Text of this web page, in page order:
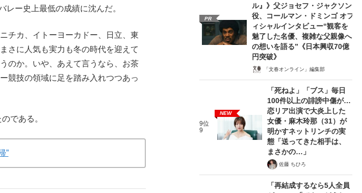
ー史上最低の成績に沈んだ。
チカ、イトーヨーカドー、日立、東
さに人気も実力も冬の時代を迎えて
のか。いや、あえて言うなら、お茶
競技の領域に足を踏み入れつつあっ
である。
”
PR
ル』》父ジョセフ・ジャクソン
役、コールマン・ドミンゴ オフ
ィシャルインタビュー“観客を
魅了した名優、複雑な父親像へ
の想いを語る”《日本興収70億
円突破》
「文春オンライン」編集部
9位
9
NEW
「死ねよ」「ブス」毎日
100件以上の誹謗中傷が…
恋リア出演で大炎上した
女優・麻木玲那（31）が
明かすネットリンチの実
態「送ってきた相手は、
まさかの…」
佐藤 ちひろ
「再結成するなら5人全員